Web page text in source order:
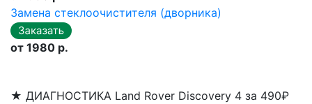
Замена стеклоочистителя (дворника)
от 1980 р.
★ ДИАГНОСТИКА Land Rover Discovery 4 за 490₽